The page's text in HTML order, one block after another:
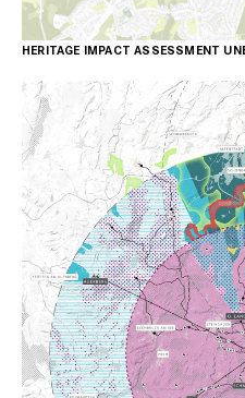
HERITAGE IMPACT ASSESSMENT